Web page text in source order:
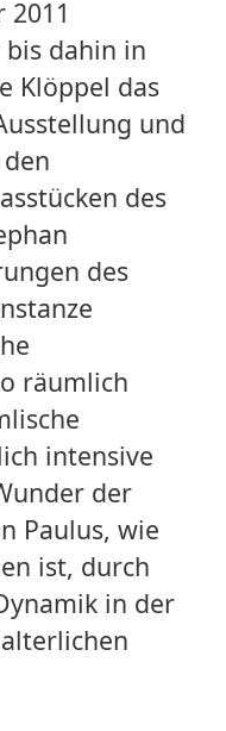
dahin in
Klöppel das
und
des
des
räumlich
intensive
der
Paulus, wie
ist, durch
in der